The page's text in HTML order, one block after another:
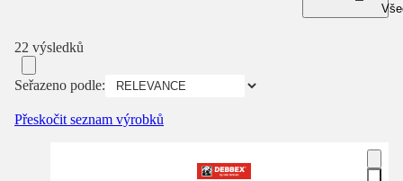
22 výsledků
Seřazeno podle:
Přeskočit seznam výrobků